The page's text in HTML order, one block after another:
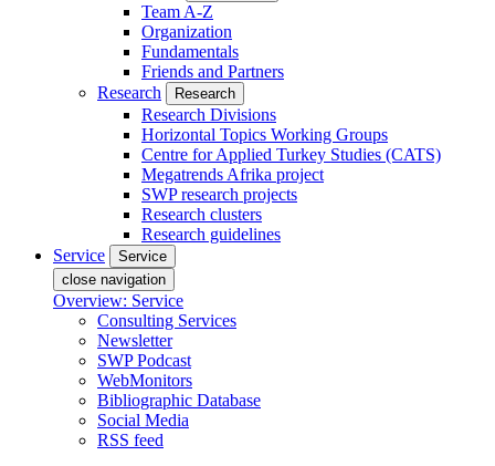
Team A-Z
Organization
Fundamentals
Friends and Partners
Research
Research
Research Divisions
Horizontal Topics Working Groups
Centre for Applied Turkey Studies (CATS)
Megatrends Afrika project
SWP research projects
Research clusters
Research guidelines
Service
Service
close navigation
Overview: Service
Consulting Services
Newsletter
SWP Podcast
WebMonitors
Bibliographic Database
Social Media
RSS feed